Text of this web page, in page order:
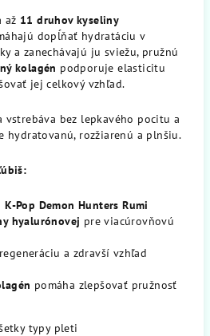
až 11 druhov kyseliny
dopĺňať hydratáciu v
a zanechávajú ju sviežu, pružnú
kolagén podporuje elasticitu
jej celkový vzhľad.
vstrebáva bez lepkavého pocitu a
hydratovanú, rozžiarenú a plnšiu.
K-Pop Demon Hunters Rumi
hyalurónovej pre viacúrovňovú
a zdravší vzhľad
pomáha zlepšovať pružnosť
typy pleti